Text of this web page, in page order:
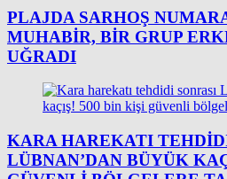
PLAJDA SARHOŞ
MUHABIR, BIR GRUP
UĞRADI
KARA HAREKATI
LÜBNAN’DAN BÜYÜK